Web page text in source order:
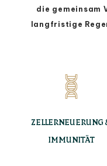
die gemeinsam
langfristige
ZELLERNEUERUNG
IMMUNITÄT